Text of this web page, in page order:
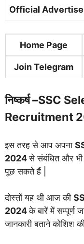
Official
Home Page
Join Telegram
निष्कर्ष –SSC
Recruitment
इस तरह से आप अपना
2024से संबंधित और भी
पूछ सकते हैं |
दोस्तों यह थी आज की
2024के बारें में सम्पूर्ण
जानकारी बताने कोशिश